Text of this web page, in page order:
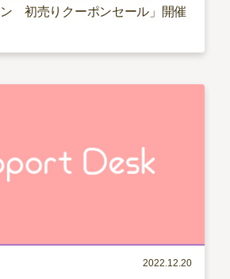
初売りクーポンセール」開催
2022.12.20